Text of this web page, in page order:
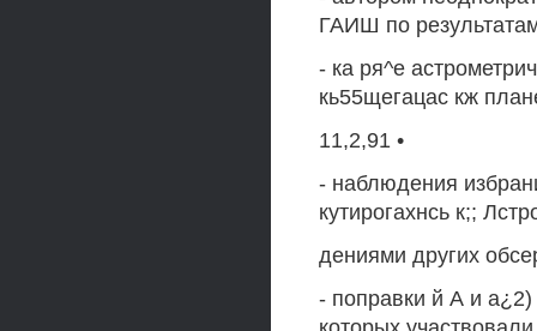
ГАИШ по
- ка ря^е
кь55щегацас кж
11,2,91 •
- наблюдения
кутирогахнсь к;;
дениями других
- поправки й А и